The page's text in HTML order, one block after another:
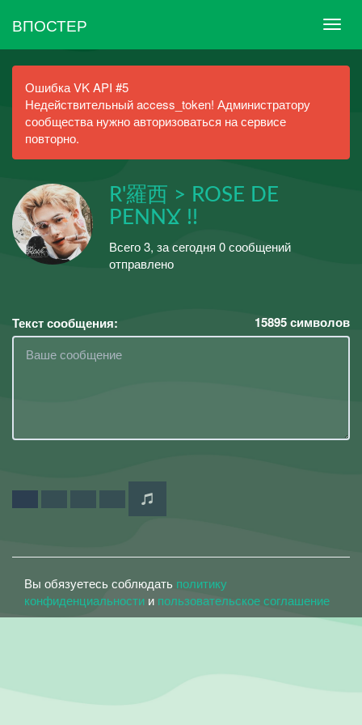
ВПОСТЕР
Ошибка VK API #5
Недействительный access_token! Администратору
сообщества нужно авторизоваться на сервисе
повторно.
R'羅西 > ROSE DE
PENNƔ !!
Всего 3, за сегодня 0 сообщений
отправлено
Текст сообщения: 15895символов
Вы обязуетесь соблюдать политику
конфиденциальности и пользовательское соглашение